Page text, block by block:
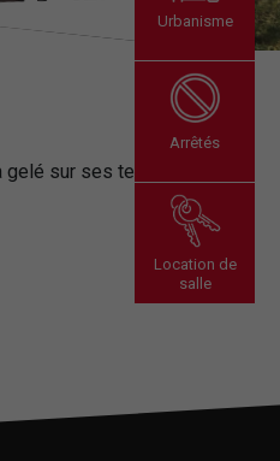
Urbanisme
Arrêtés
Location de
salle
sur ses terres.